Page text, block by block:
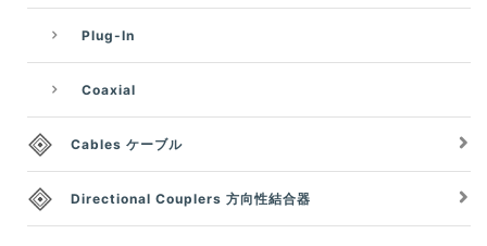
Plug-In
Coaxial
Cables ケーブル
Directional Couplers 方向性結合器